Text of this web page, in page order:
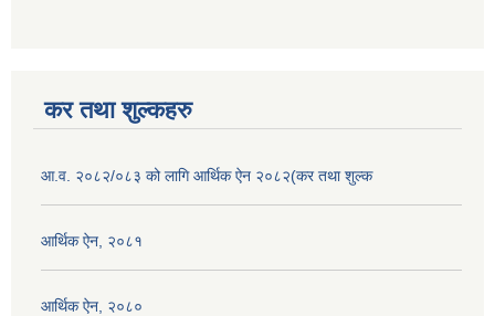
कर तथा शुल्कहरु
आ.व. २०८२/०८३ को लागि आर्थिक ऐन २०८२(कर तथा शुल्क
आर्थिक ऐन, २०८१
आर्थिक ऐन, २०८०